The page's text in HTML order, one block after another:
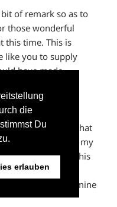
die
Du
erlauben
of remark so as to
those wonderful
this time. This is
like you to supply
have made
you could
These
way to recognize that
the same as my
when it comes to this
of more fun
that examine